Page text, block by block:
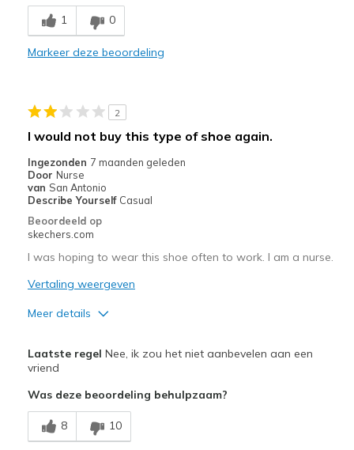
Beste toepassingen
Casual Wear
View On Shoes
I'm Really Into Shoes
1 0
Markeer deze beoordeling
2
I would not buy this type of shoe again.
Ingezonden 7 maanden geleden
Door Nurse
van San Antonio
Describe Yourself Casual
Beoordeeld op
skechers.com
I was hoping to wear this shoe often to work. I am a nurse.
Vertaling weergeven
Meer details
Beautiful color
Stylish
Minpunten
Laatste regel Nee, ik zou het niet aanbevelen aan een
vriend
Was deze beoordeling behulpzaam?
8 10